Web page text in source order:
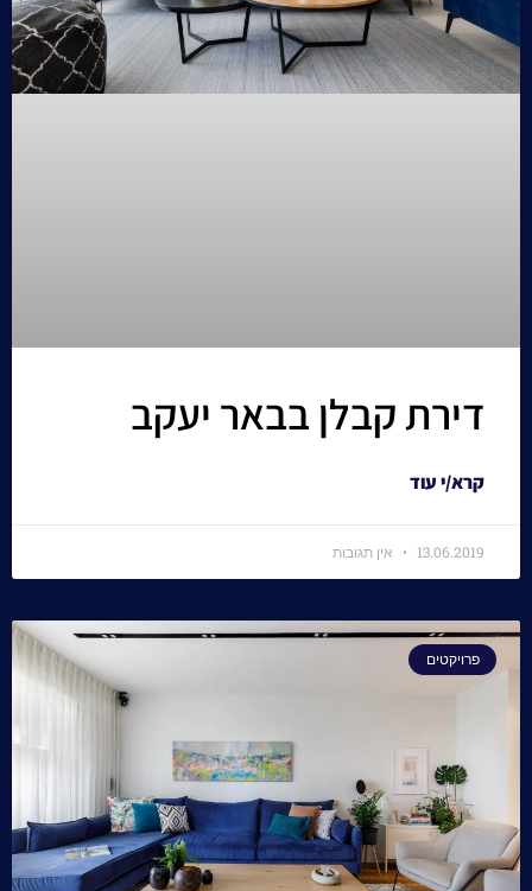
דירת קבלן בבאר יעקב
קרא/י עוד
13.06.2019 אין תגובות
פרויקטים